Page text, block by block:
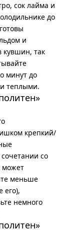
сок лайма и
до
и
кувшин, так
минут до
теплыми.
крепкий/
со
может
меньше
его),
немного